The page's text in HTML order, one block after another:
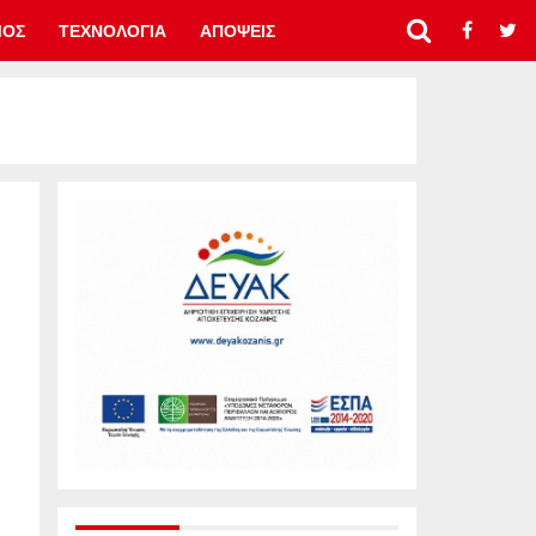
ΤΕΧΝΟΛΟΓΙΑ ΑΠΟΨΕΙΣ